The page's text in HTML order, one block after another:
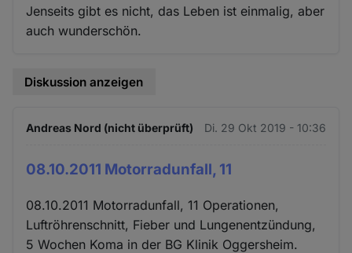
Jenseits gibt es nicht, das Leben ist einmalig, aber
auch wunderschön.
Diskussion anzeigen
Andreas Nord (nicht überprüft) Di. 29 Okt 2019 - 10:36
08.10.2011 Motorradunfall, 11
08.10.2011 Motorradunfall, 11 Operationen,
Luftröhrenschnitt, Fieber und Lungenentzündung,
5 Wochen Koma in der BG Klinik Oggersheim.